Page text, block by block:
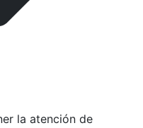
la atención de